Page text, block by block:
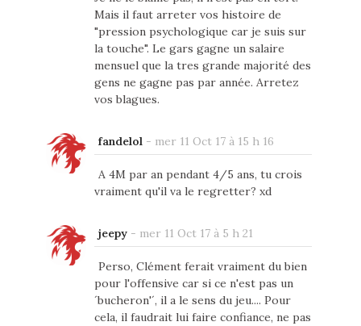
Mais il faut arreter vos histoire de
"pression psychologique car je suis sur
la touche". Le gars gagne un salaire
mensuel que la tres grande majorité des
gens ne gagne pas par année. Arretez
vos blagues.
fandelol- mer 11 Oct 17 à 15 h 16
A 4M par an pendant 4/5 ans, tu crois
vraiment qu'il va le regretter? xd
jeepy- mer 11 Oct 17 à 5 h 21
Perso, Clément ferait vraiment du bien
pour l'offensive car si ce n'est pas un
´bucheron'´, il a le sens du jeu.... Pour
cela, il faudrait lui faire confiance, ne pas